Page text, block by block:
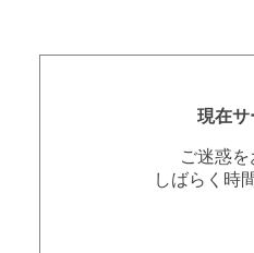
現在サ
ご迷惑を
しばらく時